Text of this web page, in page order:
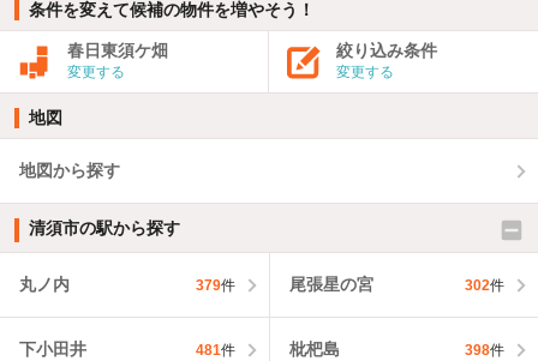
条件を変えて候補の物件を増やそう！
春日東須ケ畑
変更する
絞り込み条件
変更する
地図
地図から探す
清須市の駅から探す
丸ノ内 379件 尾張星の宮 302件
下小田井 481件 枇杷島 398件